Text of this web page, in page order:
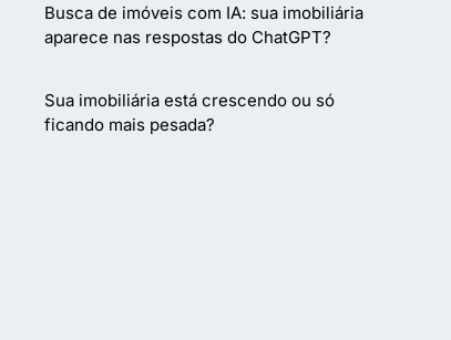
Busca de imóveis com IA: sua imobiliária
aparece nas respostas do ChatGPT?
Sua imobiliária está crescendo ou só
ficando mais pesada?